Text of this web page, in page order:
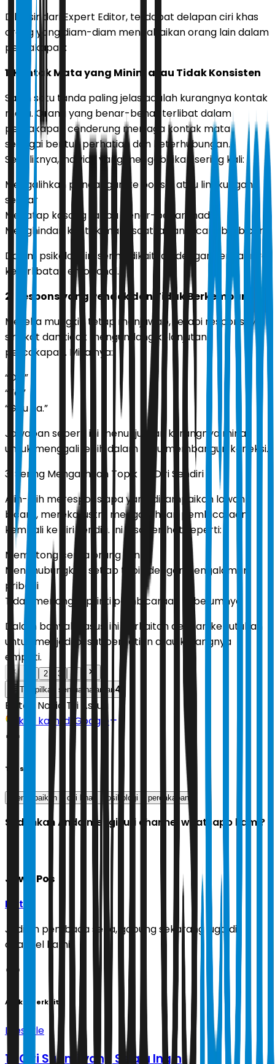
Dilansir dari Expert Editor, terdapat delapan ciri khas
orang yang diam-diam mengabaikan orang lain dalam
percakapan:
1. Kontak Mata yang Minim atau Tidak Konsisten
Salah satu tanda paling jelas adalah kurangnya kontak
mata. Orang yang benar-benar terlibat dalam
percakapan cenderung menjaga kontak mata
sebagai bentuk perhatian dan keterhubungan.
Sebaliknya, individu yang mengabaikan sering kali:
Mengalihkan pandangan ke ponsel atau lingkungan
sekitar
Menatap kosong tanpa benar-benar “hadir”
Menghindari kontak mata saat lawan bicara berbicara
Dalam psikologi, ini sering dikaitkan dengan rendahnya
keterlibatan emosional.
2. Respons yang Pendek dan Tidak Berkembang
Mereka mungkin tetap menjawab, tetapi responsnya
singkat dan tidak mengundang kelanjutan
percakapan. Misalnya:
“Oh.”
“Ya.”
“Gitu ya.”
Jawaban seperti ini menunjukkan kurangnya minat
untuk menggali lebih dalam atau membangun koneksi.
3. Sering Mengalihkan Topik ke Diri Sendiri
Alih-alih merespons apa yang disampaikan lawan
bicara, mereka justru mengarahkan pembicaraan
kembali ke diri sendiri. Ini bisa terlihat seperti:
Memotong cerita orang lain
Menghubungkan setiap topik dengan pengalaman
pribadi
Tidak menanggapi inti pembicaraan sebelumnya
Dalam banyak kasus, ini berkaitan dengan kebutuhan
untuk menjadi pusat perhatian atau kurangnya
empati.
2 3
Tampilkan semua halaman4
Editor: Novia Tri Astuti
Ikuti kami di Google
Tags
mengabaikan ciri khas psikologi percakapan
Sudahkah Anda mengikuti channel whatsapp kami?
Jawa Pos
Ikuti
Jadilah pembaca setia, gabung sekarang juga di
channel kami!
Artikel Terkait
Lifestyle
10 Ciri Suami yang Selalu Ingin